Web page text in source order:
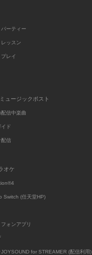
パーティー
レッスン
プレイ
ュージックポスト
配信中楽曲
イド
配信
オケ
Switch (任天堂HP)
フォンアプリ
JOYSOUND for STREAMER (配信利用)